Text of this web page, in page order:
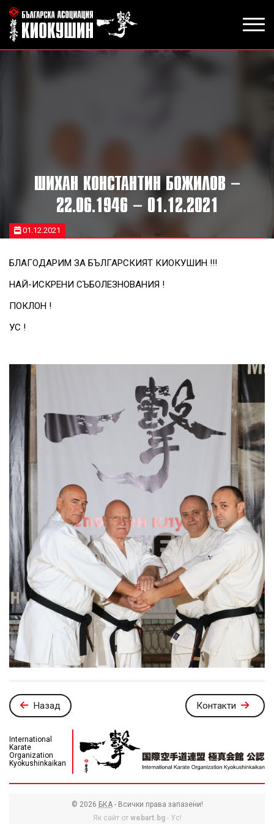
ШИХАН КОНСТАНТИН БОЖИЛОВ –
22.06.1946 – 01.12.2021
01.12.2021
БЛАГОДАРИМ ЗА БЪЛГАРСКИЯТ КИОКУШИН !!!
НАЙ-ИСКРЕНИ СЪБОЛЕЗНОВАНИЯ !
ПОКЛОН !
УС !
Назад Контакти
International
Karate
Organization
Kyokushinkaikan
© 2026 БКА- Всички права запазени!
Як сайт от webart.bg- Ус!